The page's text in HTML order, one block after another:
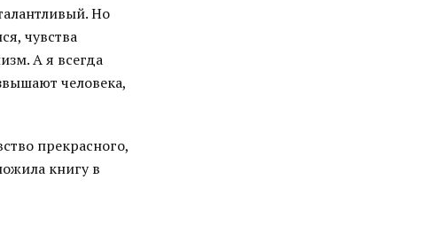
Но
чувства
А я всегда
человека,
прекрасного,
книгу в